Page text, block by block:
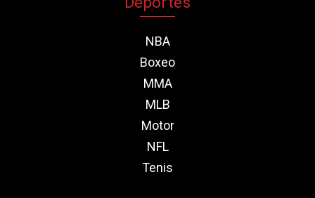
NBA
Boxeo
MMA
MLB
Motor
NFL
Tenis